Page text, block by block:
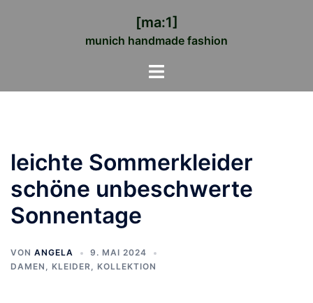
[ma:1]
munich handmade fashion
Menü
leichte Sommerkleider
schöne unbeschwerte
Sonnentage
VON ANGELA
9. MAI 2024
DAMEN , KLEIDER, KOLLEKTION